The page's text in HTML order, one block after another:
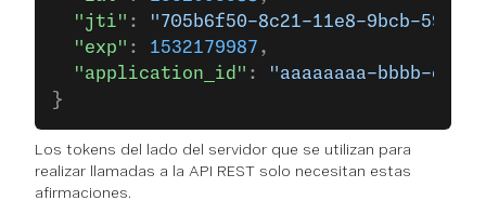
  "jti"
:
"705b6f50-8c21-11e8-9bcb-
  "exp"
: 1532179987 ,
  "application_id"
:
"aaaaaaaa-bbbb-
}
Los tokens del lado del servidor que se utilizan para
realizar llamadas a la API REST solo necesitan estas
afirmaciones.